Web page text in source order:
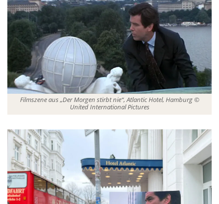
Filmszene aus „Der Morgen stirbt nie“, Atlantic Hotel, Hamburg ©
United International Pictures